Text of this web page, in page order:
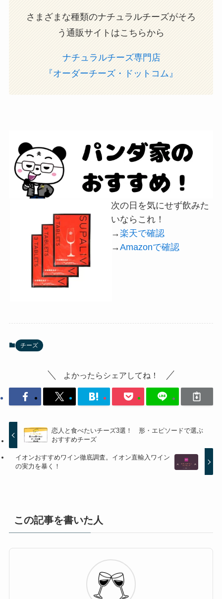
さまざまな種類のナチュラルチーズがそろ
う通販サイトはこちらから
ナチュラルチーズ専門店
『オーダーチーズ・ドットコム』
次の日を気にせず飲みた
いならこれ！
→楽天で確認
→Amazonで確認
チーズ
よかったらシェアしてね！
恋人と食べたいチーズ3選！ 形・エピソードで選ぶ
おすすめチーズ
イオンおすすめワイン徹底調査。イオン直輸入ワイン
の実力を暴く！
この記事を書いた人